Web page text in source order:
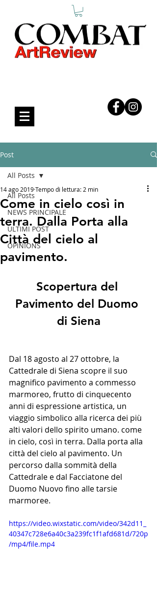
Post
All Posts
NEWS PRINCIPALE
ULTIMI POST
OPINIONS
All Posts
Come in cielo così in
terra. Dalla Porta alla
Città del cielo al
pavimento.
14 ago 2019Tempo di lettura: 2 min
Scopertura del
Pavimento del Duomo
di Siena
Dal 18 agosto al 27 ottobre, la
Cattedrale di Siena scopre il suo
magnifico pavimento a commesso
marmoreo, frutto di cinquecento
anni di espressione artistica, un
viaggio simbolico alla ricerca dei più
alti valori dello spirito umano. come
in cielo, così in terra. Dalla porta alla
città del cielo al pavimento. Un
percorso dalla sommità della
Cattedrale e dal Facciatone del
Duomo Nuovo fino alle tarsie
marmoree.
https://video.wixstatic.com/video/342d11_
40347c728e6a40c3a239fc1f1afd681d/720p
/mp4/file.mp4